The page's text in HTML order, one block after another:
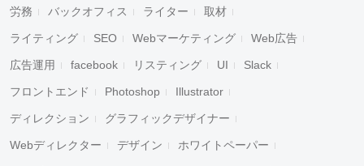
労務 バックオフィス ライター 取材
ライティング SEO Webマーケティング Web広告
広告運用 facebook リスティング UI Slack
フロントエンド Photoshop Illustrator
ディレクション グラフィックデザイナー
Webディレクター デザイン ホワイトペーパー